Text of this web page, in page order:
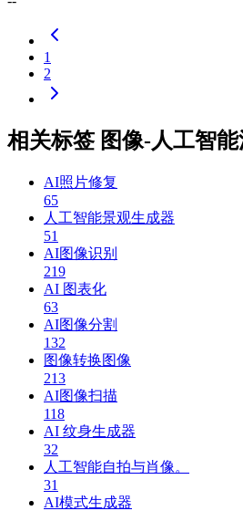
1
2
相关标签 图像-人工智
AI照片修复
65
人工智能景观生成器
51
AI图像识别
219
AI 图表化
63
AI图像分割
132
图像转换图像
213
AI图像扫描
118
AI 纹身生成器
32
人工智能自拍与肖像。
31
AI模式生成器